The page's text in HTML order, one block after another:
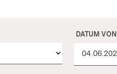
DATUM